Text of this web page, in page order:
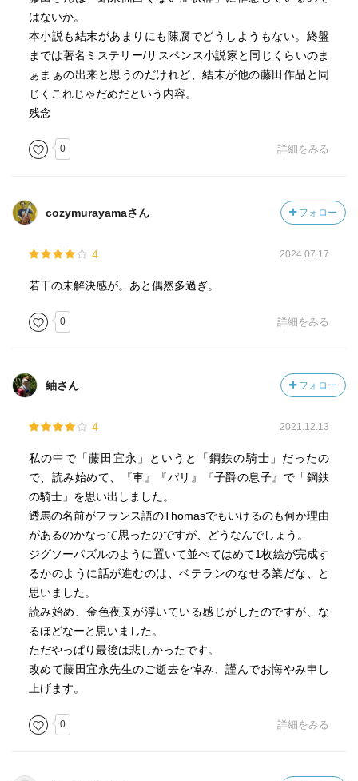
はないか。
本小説も結末があまりにも陳腐でどうしようもない。終盤
までは著名ミステリー/サスペンス小説家と同じくらいのま
ぁまぁの出来と思うのだけれど、結末が他の藤田作品と同
じくこれじゃだめだという内容。
残念
0 詳細をみる
cozymurayamaさん フォロー
4 2024.07.17
若干の未解決感が。あと偶然多過ぎ。
0 詳細をみる
紬さん フォロー
4 2021.12.13
私の中で「藤田宜永」というと「鋼鉄の騎士」だったの
で、読み始めて、『車』『パリ』『子爵の息子』で「鋼鉄
の騎士」を思い出しました。
透馬の名前がフランス語のThomasでもいけるのも何か理由
があるのかなって思ったのですが、どうなんでしょう。
ジグソーパズルのように置いて並べてはめて1枚絵が完成す
るかのように話が進むのは、ベテランのなせる業だな、と
思いました。
読み始め、金色夜叉が浮いている感じがしたのですが、な
るほどなーと思いました。
ただやっぱり最後は悲しかったです。
改めて藤田宜永先生のご逝去を悼み、謹んでお悔やみ申し
上げます。
0 詳細をみる